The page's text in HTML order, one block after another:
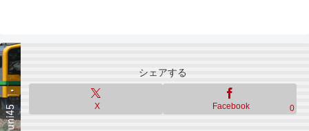
シェアする
X Facebook 0